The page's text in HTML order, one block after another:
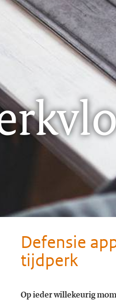
Defensie
tijdperk
Op ieder willekeurig